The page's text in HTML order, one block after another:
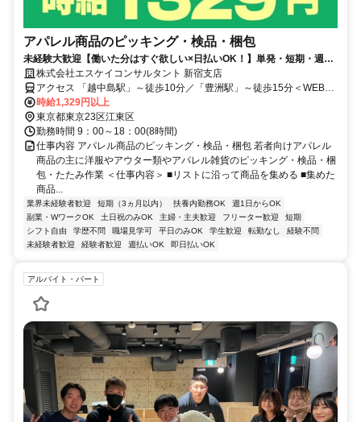
アパレル商品のピッキング・検品・梱包
未経験大歓迎【働いた分はすぐ欲しい×日払いOK！】単発・短期・週1
日～希望の働き方あり♪
株式会社エスケイコンサルタント 新宿支店
アクセス 「越中島駅」～徒歩10分／「豊洲駅」～徒歩15分＜WEB登
録OK＞
時給1,329円以上
東京都東京23区江東区
勤務時間 9：00～18：00(8時間)
仕事内容 アパレル商品のピッキング・検品・梱包 若者向けアパレル
商品の主に洋服やアウター類やアパレル雑貨のピッキング・検品・梱
包・たたみ作業 ＜仕事内容＞ ■リストに沿って商品を集める ■集めた
商品...
業界未経験者歓迎 短期（3ヵ月以内） 扶養内勤務OK
週1日からOK
副業・WワークOK
土日祝のみOK 主婦・主夫歓迎 フリーター歓迎
短期
シフト自由
学歴不問 職場見学可 平日のみOK 学生歓迎 転勤なし
経験不問
未経験者歓迎
経験者歓迎 週払いOK 即日払いOK
アルバイト・パート